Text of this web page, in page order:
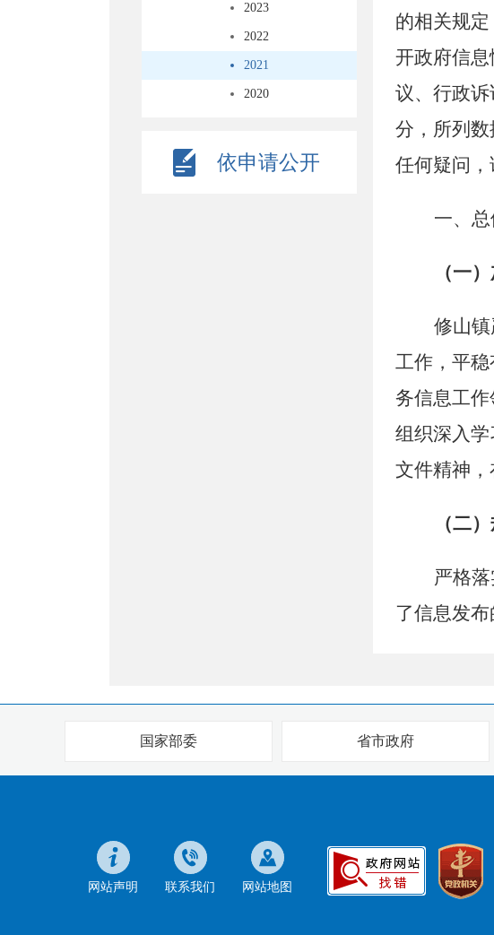
2023
2022
2021
2020
依申请公开
的相关规
开政府信
议、行政
分，所列
任何疑问，
一、
（一
修山
工作，平
务信息工
组织深入
文件精神，
（二
严格
了信息发
（三
坚持
作。及时
涉及居民
国家部委 省市政府
网站声明 联系我们 网站地图